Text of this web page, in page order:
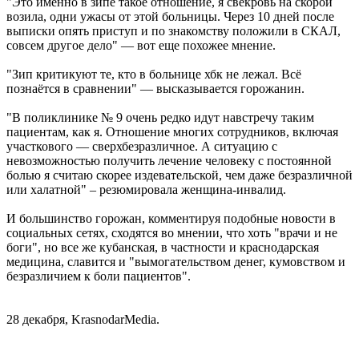
возила, одни ужасы от этой больницы. Через 10 дней после
выписки опять приступ и по знакомству положили в СКАЛ,
совсем другое дело" — вот еще похожее мнение.
"Зип критикуют те, кто в больнице хбк не лежал. Всё
познаётся в сравнении" — высказывается горожанин.
"В поликлинике № 9 очень редко идут навстречу таким
пациентам, как я. Отношение многих сотрудников, включая
участкового — сверхбезразличное. А ситуацию с
невозможностью получить лечение человеку с постоянной
болью я считаю скорее издевательской, чем даже безразличной
или халатной" – резюмировала женщина-инвалид.
И большинство горожан, комментируя подобные новости в
социальных сетях, сходятся во мнении, что хоть "врачи и не
боги", но все же кубанская, в частности и краснодарская
медицина, славится и "вымогательством денег, кумовством и
безразличием к боли пациентов".
28 декабря, KrasnodarMedia.